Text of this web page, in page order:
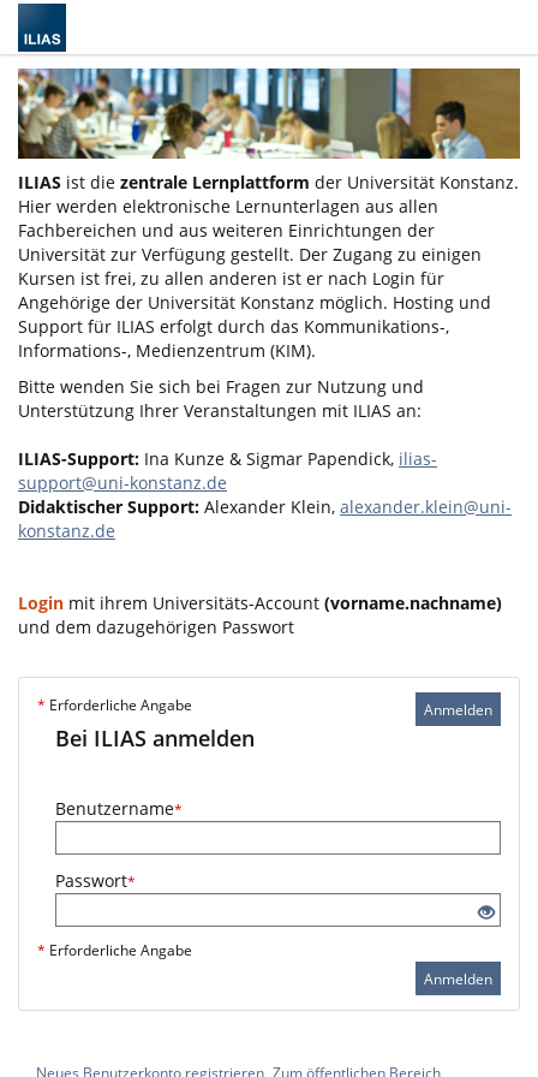
ILIAS ist die zentrale Lernplattform der Universität Konstanz.
Hier werden elektronische Lernunterlagen aus allen
Fachbereichen und aus weiteren Einrichtungen der
Universität zur Verfügung gestellt. Der Zugang zu einigen
Kursen ist frei, zu allen anderen ist er nach Login für
Angehörige der Universität Konstanz möglich. Hosting und
Support für ILIAS erfolgt durch das Kommunikations-,
Informations-, Medienzentrum (KIM).
Bitte wenden Sie sich bei Fragen zur Nutzung und
Unterstützung Ihrer Veranstaltungen mit ILIAS an:
ILIAS-Support: Ina Kunze & Sigmar Papendick, ilias-
support@uni-konstanz.de
Didaktischer Support: Alexander Klein, alexander.klein@uni-
konstanz.de
Login mit ihrem Universitäts-Account (vorname.nachname)
und dem dazugehörigen Passwort
Anmelden
* Erforderliche Angabe
Bei ILIAS anmelden
Benutzername*
Passwort*
* Erforderliche Angabe
Anmelden